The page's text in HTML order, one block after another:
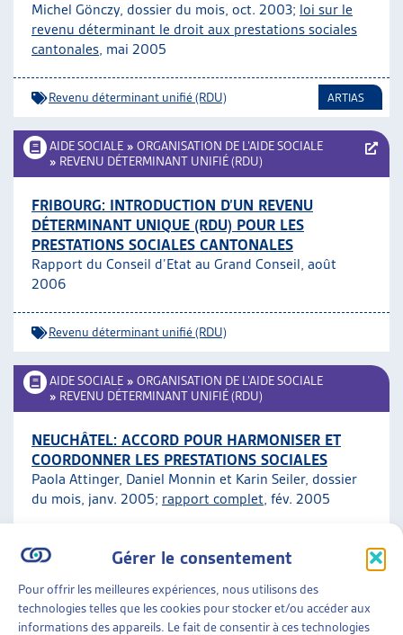
Gérer le consentement
Pour offrir les meilleures expériences, nous utilisons des
technologies telles que les cookies pour stocker et/ou accéder aux
informations des appareils. Le fait de consentir à ces technologies
Michel Gönczy, dossier du mois, oct. 2003; loi sur le
revenu déterminant le droit aux prestations sociales
cantonales, mai 2005
Revenu déterminant unifié (RDU) ARTIAS
AIDE SOCIALE » ORGANISATION DE L’AIDE SOCIALE
» REVENU DÉTERMINANT UNIFIÉ (RDU)
FRIBOURG: INTRODUCTION D’UN REVENU
DÉTERMINANT UNIQUE (RDU) POUR LES
PRESTATIONS SOCIALES CANTONALES
Rapport du Conseil d’Etat au Grand Conseil, août
2006
Revenu déterminant unifié (RDU)
AIDE SOCIALE » ORGANISATION DE L’AIDE SOCIALE
» REVENU DÉTERMINANT UNIFIÉ (RDU)
NEUCHÂTEL: ACCORD POUR HARMONISER ET
COORDONNER LES PRESTATIONS SOCIALES
Paola Attinger, Daniel Monnin et Karin Seiler, dossier
du mois, janv. 2005; rapport complet, fév. 2005
Revenu déterminant unifié (RDU)
AIDE SOCIALE»ORGANISATION DE L’AIDE SOCIALE
»REVENU DÉTERMINANT UNIFIÉ (RDU)